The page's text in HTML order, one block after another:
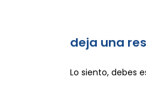
deja una
Lo siento, debes